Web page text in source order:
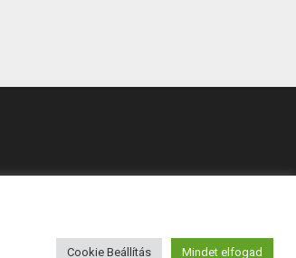
Cookie Beállítás Mindet elfogad